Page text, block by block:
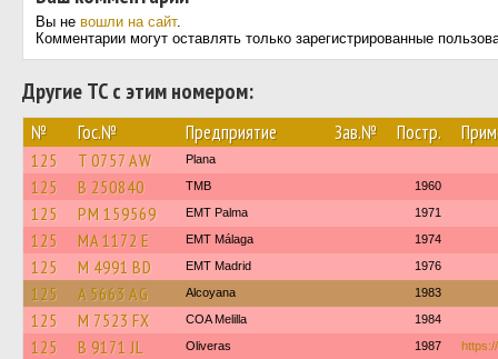
Вы не вошли на сайт.
Комментарии могут оставлять только зарегистрированные
Другие ТС с этим номером:
№ Гос.№ Предприятие Зав.№ Постр.
125 T 0757 AW Plana
125 B 250840 TMB 1960
125 PM 159569 EMT Palma 1971
125 MA 1172 E EMT Málaga 1974
125 M 4991 BD EMT Madrid 1976
125 A 5663 AG Alcoyana 1983
125 M 7523 FX COA Melilla 1984
125 B 9171 JL Oliveras 1987